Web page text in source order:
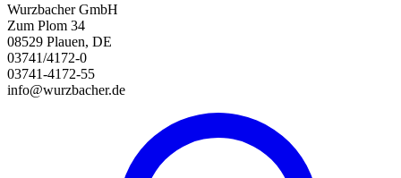
Wurzbacher GmbH
Zum Plom 34
08529 Plauen, DE
03741/4172-0
03741-4172-55
info@wurzbacher.de